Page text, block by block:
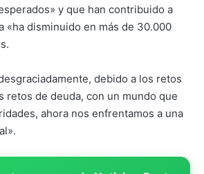
y que han contribuido a
«ha disminuido en más de 30.000
debido a los retos
retos de deuda, con un mundo que
ahora nos enfrentamos a una